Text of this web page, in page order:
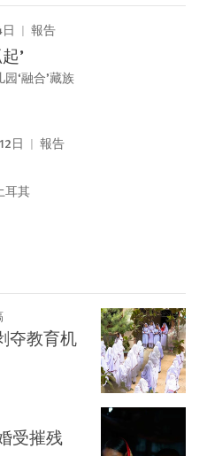
報告
’
‘融合’藏族
日 報告
耳其
夺教育机
受摧残